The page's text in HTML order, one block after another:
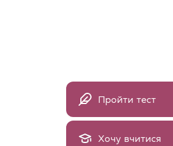
Пройти тест
Хочу вчитися